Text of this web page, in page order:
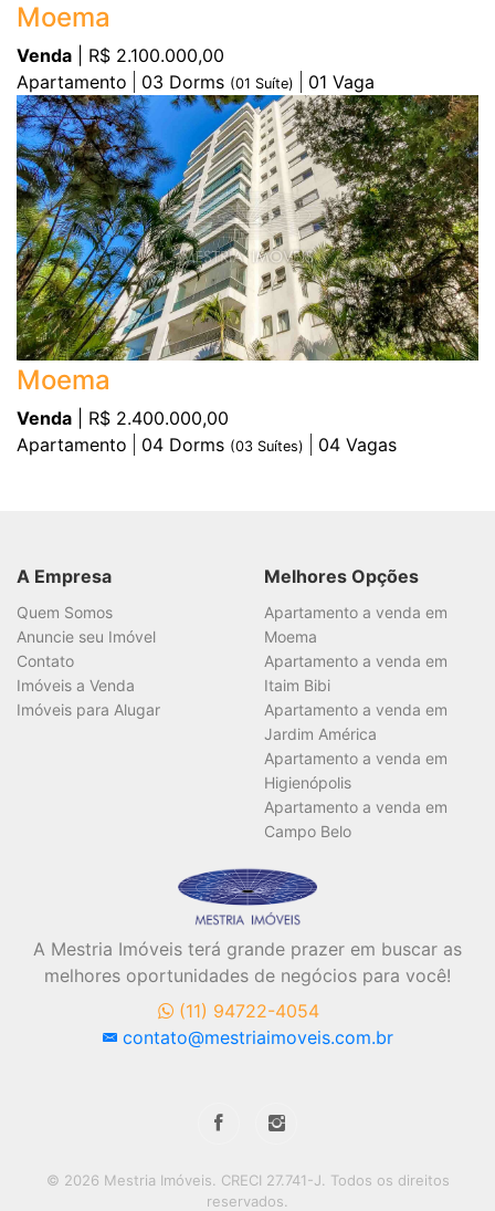
Moema
Venda | R$ 2.100.000,00
Apartamento
03 Dorms (01 Suíte) 01 Vaga
Moema
Venda | R$ 2.400.000,00
Apartamento
04 Dorms (03 Suítes) 04 Vagas
A Empresa
Quem Somos
Anuncie seu Imóvel
Contato
Imóveis a Venda
Imóveis para Alugar
Melhores Opções
Apartamento a venda em
Moema
Apartamento a venda em
Itaim Bibi
Apartamento a venda em
Jardim América
Apartamento a venda em
Higienópolis
Apartamento a venda em
Campo Belo
A Mestria Imóveis terá grande prazer em buscar as
melhores oportunidades de negócios para você!
(11) 94722-4054
contato@mestriaimoveis.com.br
© 2026 Mestria Imóveis. CRECI 27.741-J. Todos os direitos
reservados.